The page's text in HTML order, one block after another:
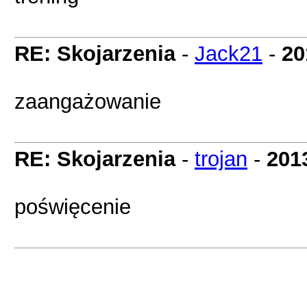
RE: Skojarzenia- Jack21 -
zaangażowanie
RE: Skojarzenia- trojan -
poświęcenie